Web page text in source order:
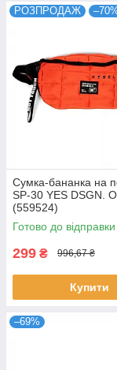
РОЗПРОДАЖ
Сумка-бананка на
SP-30 YES DSGN.
(559524)
Готово до відправки
299 ₴ 996,67 ₴
Купити
–69%